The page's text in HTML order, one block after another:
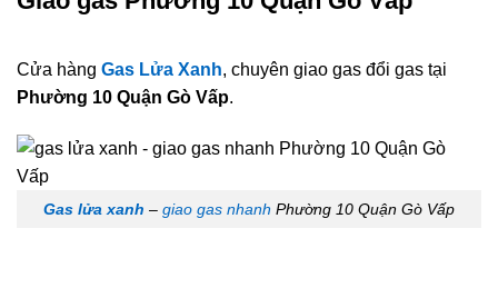
Cửa hàng Gas Lửa Xanh, chuyên giao gas đổi gas tại
Phường 10 Quận Gò Vấp.
Gas lửa xanh – giao gas nhanh Phường 10 Quận Gò Vấp